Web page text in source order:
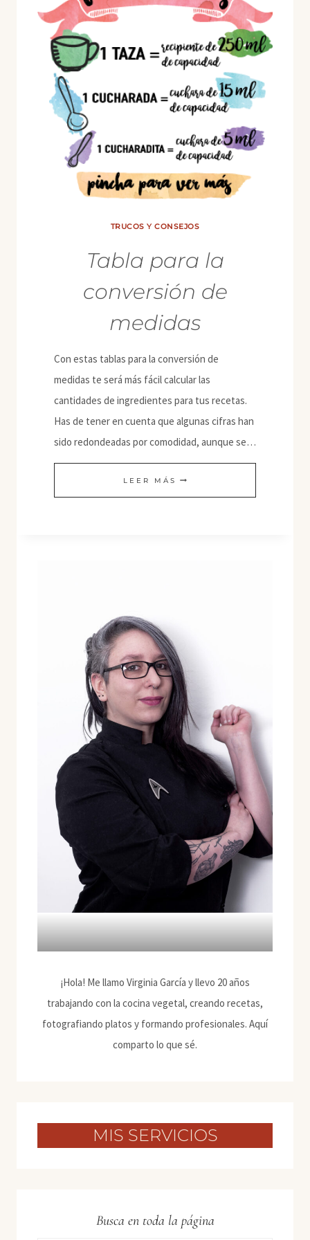
TRUCOS Y CONSEJOS
Tabla para la
conversión de
medidas
Con estas tablas para la conversión de
medidas te será más fácil calcular las
cantidades de ingredientes para tus recetas.
Has de tener en cuenta que algunas cifras han
sido redondeadas por comodidad, aunque se…
LEER MÁS TABLA
PARA
¡Hola! Me llamo Virginia García y llevo 20 años
trabajando con la cocina vegetal, creando recetas,
fotografiando platos y formando profesionales. Aquí
comparto lo que sé.
MIS SERVICIOS
Busca en toda la página